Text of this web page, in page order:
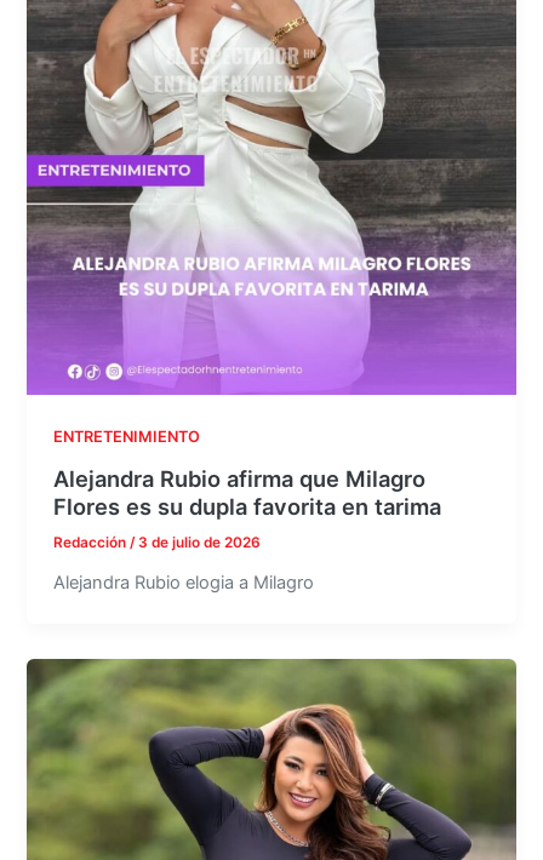
ENTRETENIMIENTO
Alejandra Rubio afirma que Milagro
Flores es su dupla favorita en tarima
Redacción/ 3 de julio de 2026
Alejandra Rubio elogia a Milagro